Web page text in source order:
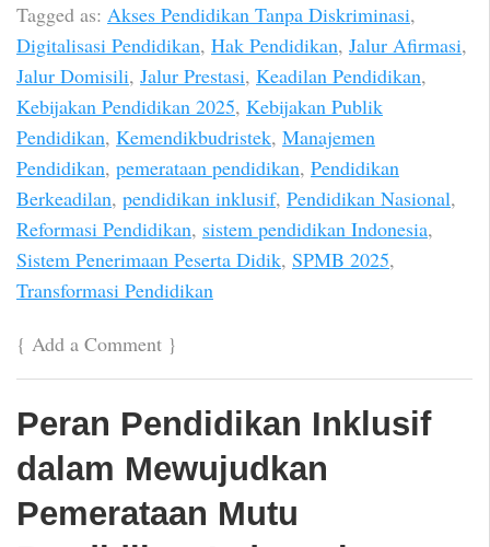
Tagged as: Akses Pendidikan Tanpa Diskriminasi,
Digitalisasi Pendidikan, Hak Pendidikan, Jalur Afirmasi,
Jalur Domisili, Jalur Prestasi, Keadilan Pendidikan,
Kebijakan Pendidikan 2025, Kebijakan Publik
Pendidikan, Kemendikbudristek, Manajemen
Pendidikan, pemerataan pendidikan, Pendidikan
Berkeadilan, pendidikan inklusif, Pendidikan Nasional,
Reformasi Pendidikan, sistem pendidikan Indonesia,
Sistem Penerimaan Peserta Didik, SPMB 2025,
Transformasi Pendidikan
{ Add a Comment }
Peran Pendidikan Inklusif
dalam Mewujudkan
Pemerataan Mutu